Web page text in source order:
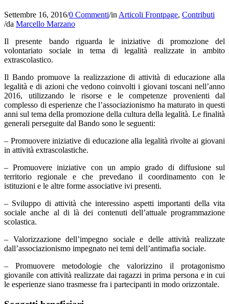
Settembre 16, 2016/0 Commenti/in Articoli Frontpage, Contributi
/da Marcello Marzano
Il presente bando riguarda le iniziative di promozione del
volontariato sociale in tema di legalità realizzate in ambito
extrascolastico.
Il Bando promuove la realizzazione di attività di educazione alla
legalità e di azioni che vedono coinvolti i giovani toscani nell’anno
2016, utilizzando le risorse e le competenze provenienti dal
complesso di esperienze che l’associazionismo ha maturato in questi
anni sul tema della promozione della cultura della legalità. Le finalità
generali perseguite dal Bando sono le seguenti:
– Promuovere iniziative di educazione alla legalità rivolte ai giovani
in attività extrascolastiche.
– Promuovere iniziative con un ampio grado di diffusione sul
territorio regionale e che prevedano il coordinamento con le
istituzioni e le altre forme associative ivi presenti.
– Sviluppo di attività che interessino aspetti importanti della vita
sociale anche al di là dei contenuti dell’attuale programmazione
scolastica.
– Valorizzazione dell’impegno sociale e delle attività realizzate
dall’associazionismo impegnato nei temi dell’antimafia sociale.
– Promuovere metodologie che valorizzino il protagonismo
giovanile con attività realizzate dai ragazzi in prima persona e in cui
le esperienze siano trasmesse fra i partecipanti in modo orizzontale.